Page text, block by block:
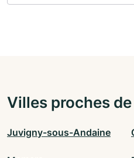
Villes proches
Juvigny-sous-Andaine